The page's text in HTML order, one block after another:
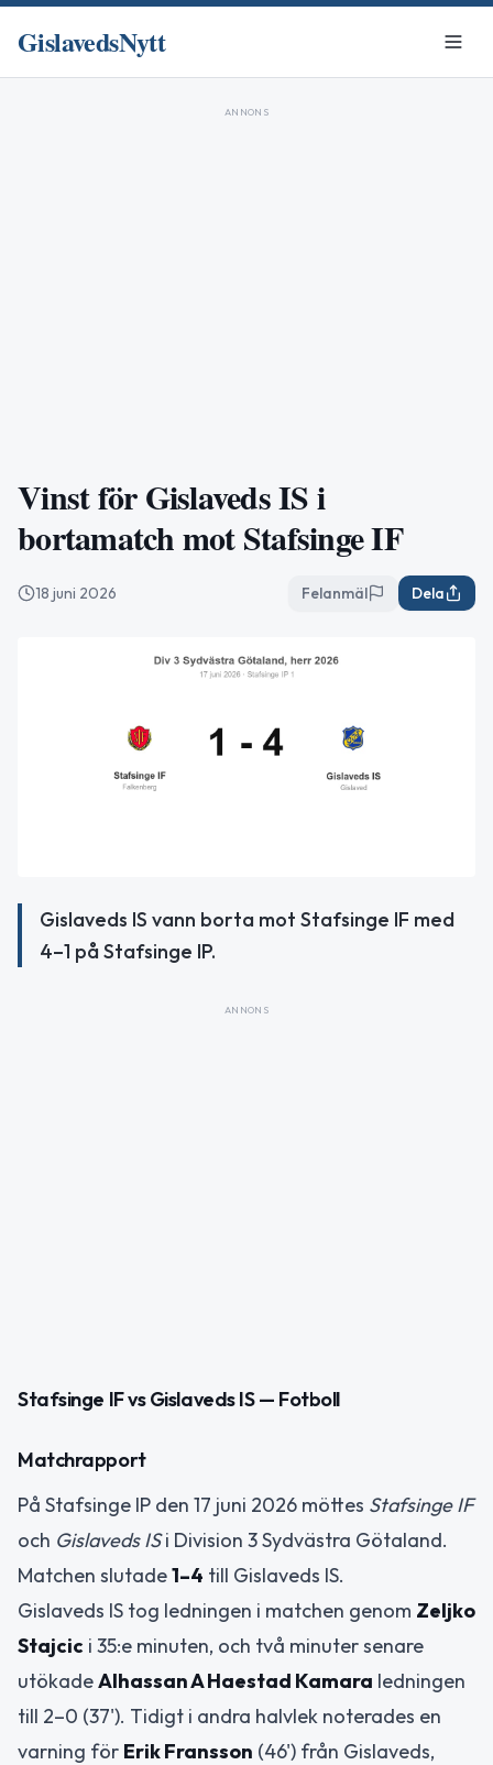
GislavedsNytt
ANNONS
Vinst för Gislaveds IS i
bortamatch mot Stafsinge IF
18 juni 2026 Felanmäl Dela
Gislaveds IS vann borta mot Stafsinge IF med
4–1 på Stafsinge IP.
ANNONS
Stafsinge IF vs Gislaveds IS — Fotboll
Matchrapport
På Stafsinge IP den 17 juni 2026 möttes Stafsinge IF
och Gislaveds ISi Division 3 Sydvästra Götaland.
Matchen slutade1–4 till Gislaveds IS.
Gislaveds IS tog ledningen i matchen genom Zeljko
Stajcic i 35:e minuten, och två minuter senare
utökadeAlhassan A Haestad Kamara ledningen
till 2–0 (37'). Tidigt i andra halvlek noterades en
varning för Erik Fransson (46') från Gislaveds,